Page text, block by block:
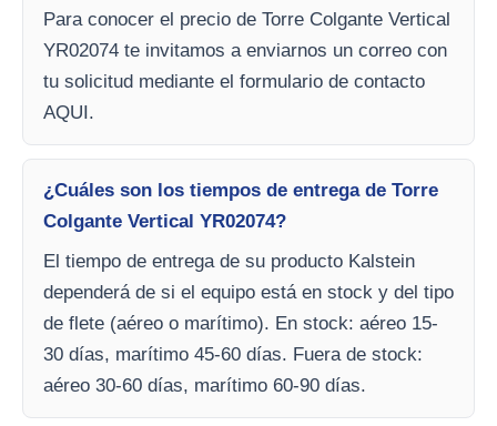
Para conocer el precio de Torre Colgante Vertical
YR02074 te invitamos a enviarnos un correo con
tu solicitud mediante el formulario de contacto
AQUI.
¿Cuáles son los tiempos de entrega de Torre
Colgante Vertical YR02074?
El tiempo de entrega de su producto Kalstein
dependerá de si el equipo está en stock y del tipo
de flete (aéreo o marítimo). En stock: aéreo 15-
30 días, marítimo 45-60 días. Fuera de stock:
aéreo 30-60 días, marítimo 60-90 días.